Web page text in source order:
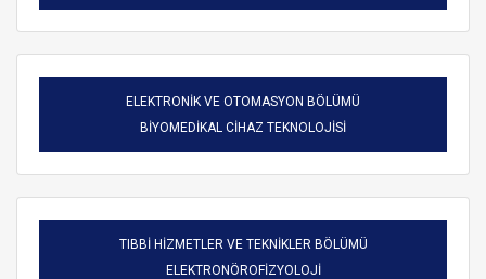
ELEKTRONİK VE OTOMASYON BÖLÜMÜ
BİYOMEDİKAL CİHAZ TEKNOLOJİSİ
TIBBİ HİZMETLER VE TEKNİKLER BÖLÜMÜ
ELEKTRONÖROFİZYOLOJİ